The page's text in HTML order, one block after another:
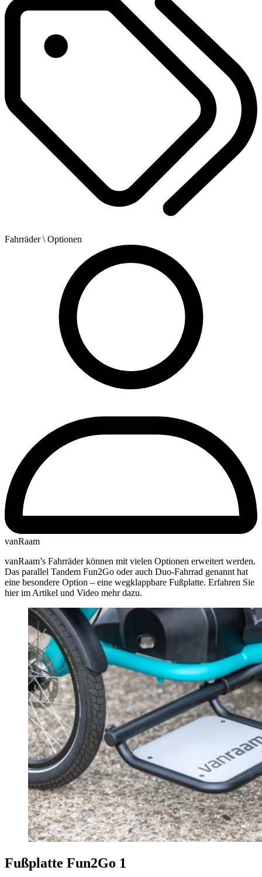
Fahrräder\ Optionen
vanRaam
vanRaam’s Fahrräder können mit vielen Optionen erweitert werden.
Das parallel Tandem Fun2Go oder auch Duo-Fahrrad genannt hat
eine besondere Option – eine wegklappbare Fußplatte. Erfahren Sie
hier im Artikel und Video mehr dazu.
Fußplatte Fun2Go 1